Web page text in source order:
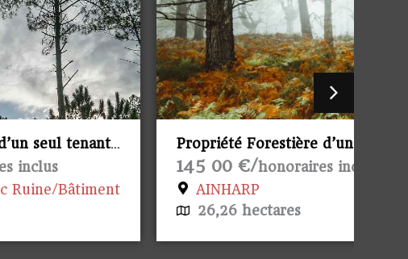
Propriété Forestière d’un seul tenant.
145 00 €/
honoraires inclus
AINHARP
26,26 hectares